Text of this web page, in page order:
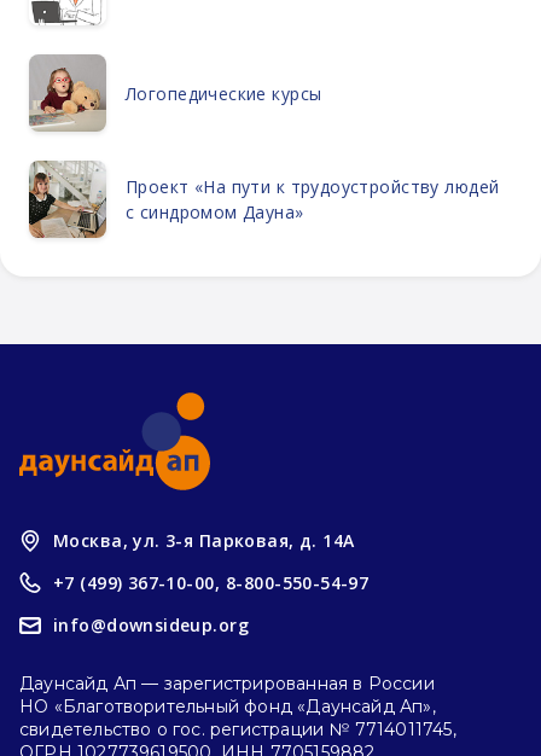
Логопедические курсы
Проект «На пути к трудоустройству людей
с синдромом Дауна»
Москва, ул. 3-я Парковая, д. 14А
+7 (499) 367-10-00, 8-800-550-54-97
info@downsideup.org
Даунсайд Ап — зарегистрированная в России
НО «Благотворительный фонд «Даунсайд Ап»,
свидетельство о гос. регистрации № 7714011745,